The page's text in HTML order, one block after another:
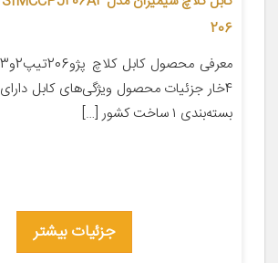
206
4خار جزئیات محصول ویژگی‌های کابل
بسته‌بندی ۱ ساخت کشور […]
جزئیات بیشتر